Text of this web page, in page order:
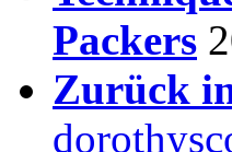
Packers
Zurück